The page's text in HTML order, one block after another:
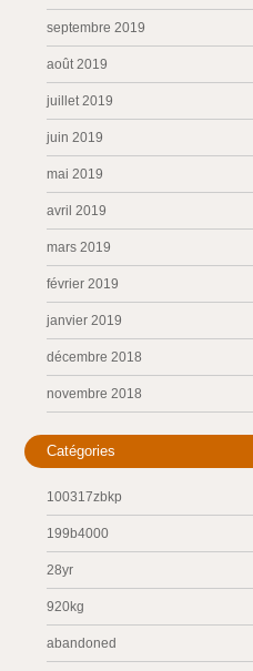
septembre 2019
août 2019
juillet 2019
juin 2019
mai 2019
avril 2019
mars 2019
février 2019
janvier 2019
décembre 2018
novembre 2018
Catégories
100317zbkp
199b4000
28yr
920kg
abandoned